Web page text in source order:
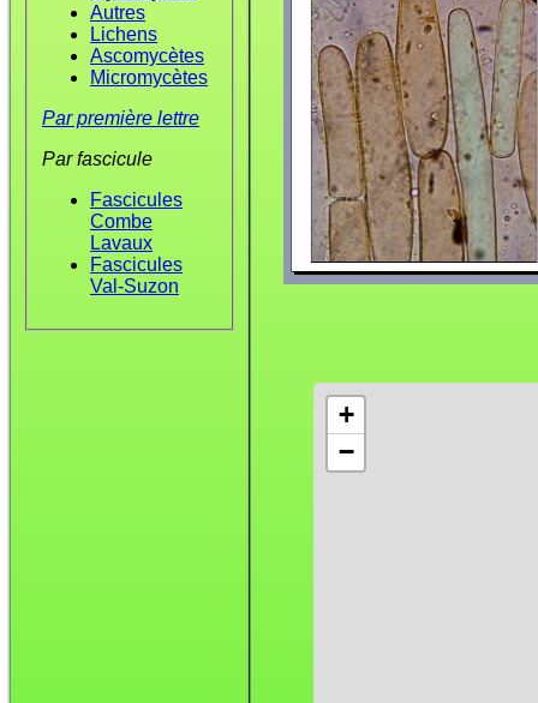
Autres
Lichens
Ascomycètes
Micromycètes
Par première lettre
Par fascicule
Fascicules
Combe
Lavaux
Fascicules
Val-Suzon
+
−